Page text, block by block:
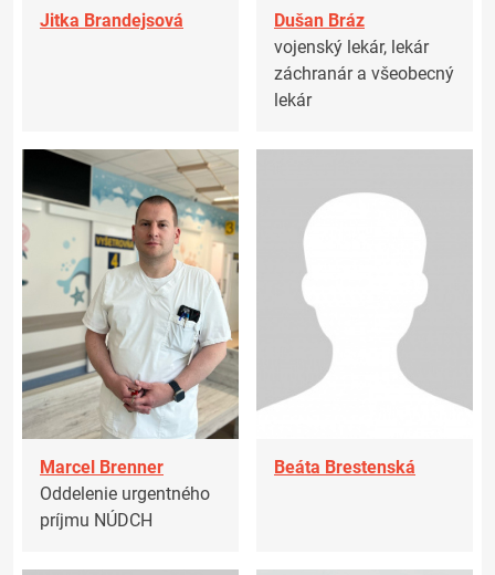
Jitka Brandejsová
Dušan Bráz
vojenský lekár, lekár
záchranár a všeobecný
lekár
Marcel Brenner
Oddelenie urgentného
príjmu NÚDCH
Beáta Brestenská